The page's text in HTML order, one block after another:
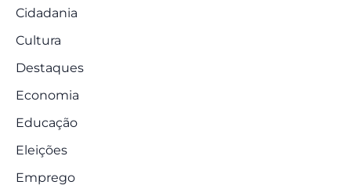
Cidadania
Cultura
Destaques
Economia
Educação
Eleições
Emprego